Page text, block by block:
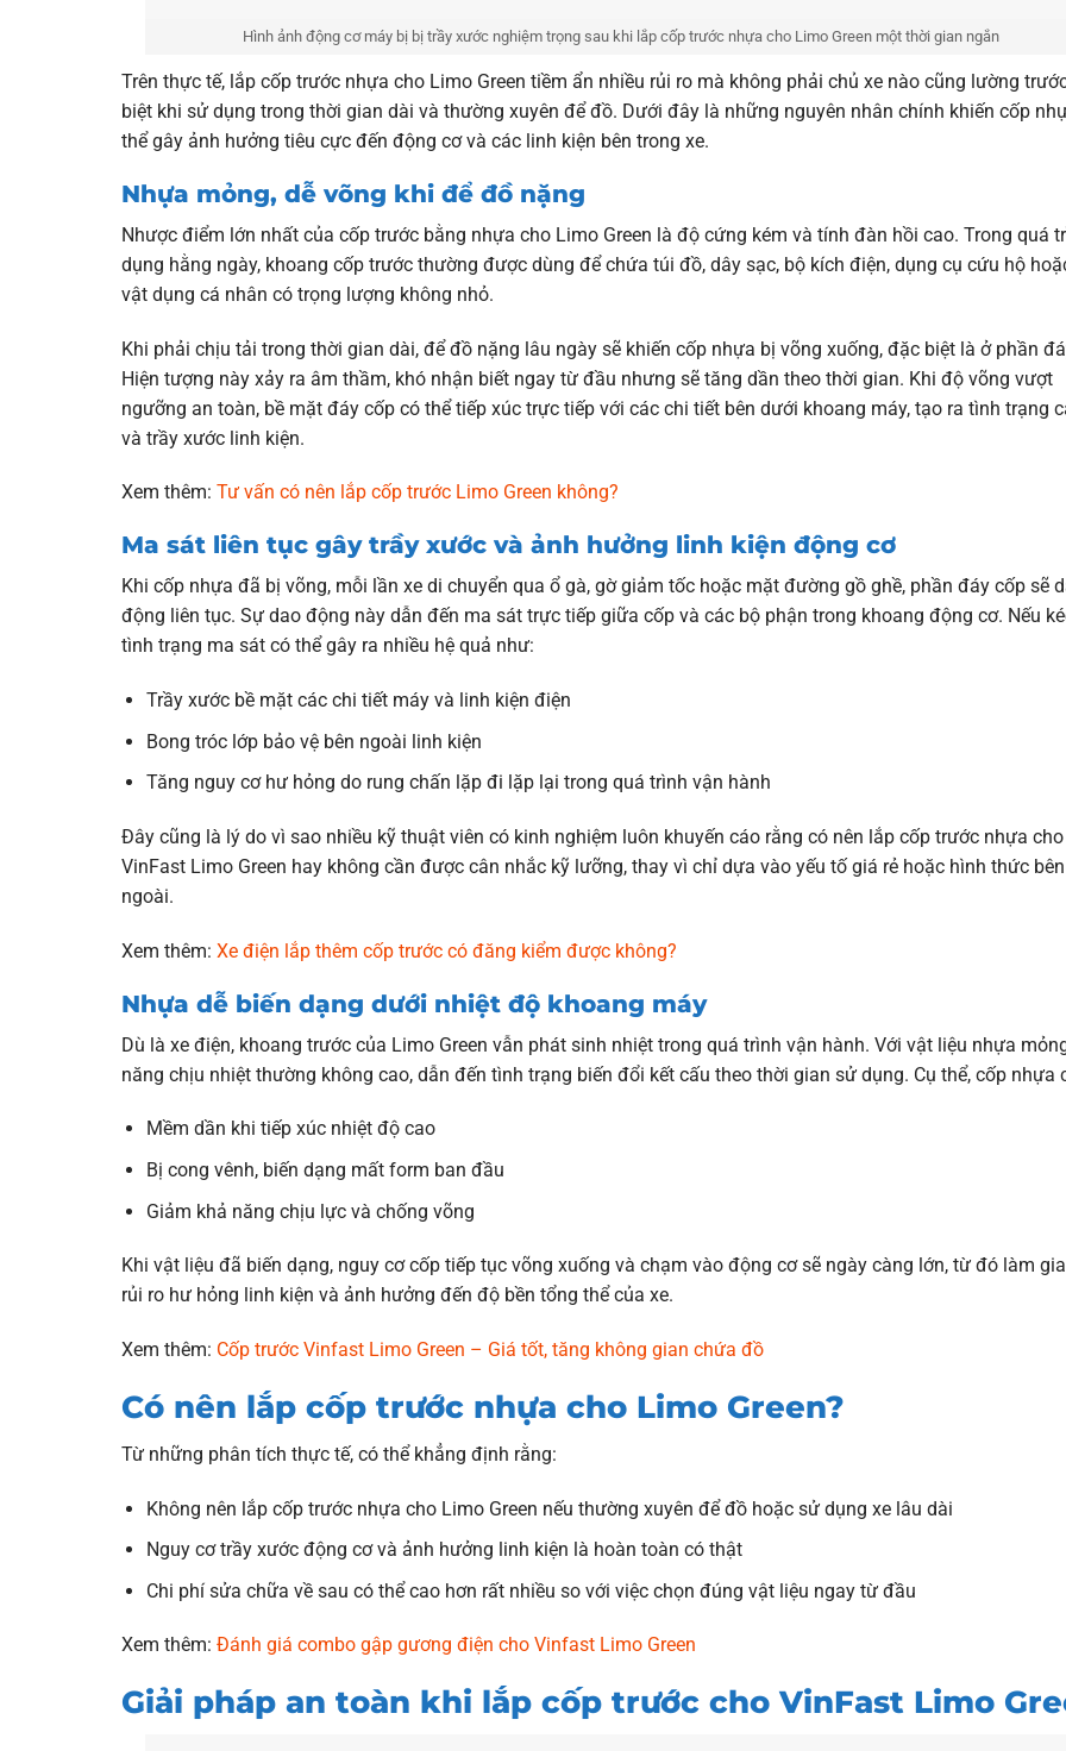
Hình ảnh động cơ máy bị bị trầy xước nghiệm trọng sau khi lắp cốp trước nhựa cho Limo Green một thời gian ngắn
Trên thực tế, lắp cốp trước nhựa cho Limo Green tiềm ẩn nhiều rủi ro mà không phải chủ xe nào cũng lường
biệt khi sử dụng trong thời gian dài và thường xuyên để đồ. Dưới đây là những nguyên nhân chính khiến cốp
thể gây ảnh hưởng tiêu cực đến động cơ và các linh kiện bên trong xe.
Nhựa mỏng, dễ võng khi để đồ nặng
Nhược điểm lớn nhất của cốp trước bằng nhựa cho Limo Green là độ cứng kém và tính đàn hồi cao. Trong quá
dụng hằng ngày, khoang cốp trước thường được dùng để chứa túi đồ, dây sạc, bộ kích điện, dụng cụ cứu hộ
vật dụng cá nhân có trọng lượng không nhỏ.
Khi phải chịu tải trong thời gian dài, để đồ nặng lâu ngày sẽ khiến cốp nhựa bị võng xuống, đặc biệt là ở phần
Hiện tượng này xảy ra âm thầm, khó nhận biết ngay từ đầu nhưng sẽ tăng dần theo thời gian. Khi độ võng vượt
ngưỡng an toàn, bề mặt đáy cốp có thể tiếp xúc trực tiếp với các chi tiết bên dưới khoang máy, tạo ra tình trạng
và trầy xước linh kiện.
Xem thêm: Tư vấn có nên lắp cốp trước Limo Green không?
Ma sát liên tục gây trầy xước và ảnh hưởng linh kiện động cơ
Khi cốp nhựa đã bị võng, mỗi lần xe di chuyển qua ổ gà, gờ giảm tốc hoặc mặt đường gồ ghề, phần đáy cốp sẽ
động liên tục. Sự dao động này dẫn đến ma sát trực tiếp giữa cốp và các bộ phận trong khoang động cơ. Nếu
tình trạng ma sát có thể gây ra nhiều hệ quả như:
Trầy xước bề mặt các chi tiết máy và linh kiện điện
Bong tróc lớp bảo vệ bên ngoài linh kiện
Tăng nguy cơ hư hỏng do rung chấn lặp đi lặp lại trong quá trình vận hành
Đây cũng là lý do vì sao nhiều kỹ thuật viên có kinh nghiệm luôn khuyến cáo rằng có nên lắp cốp trước nhựa
VinFast Limo Green hay không cần được cân nhắc kỹ lưỡng, thay vì chỉ dựa vào yếu tố giá rẻ hoặc hình thức bên
ngoài.
Xem thêm: Xe điện lắp thêm cốp trước có đăng kiểm được không?
Nhựa dễ biến dạng dưới nhiệt độ khoang máy
Dù là xe điện, khoang trước của Limo Green vẫn phát sinh nhiệt trong quá trình vận hành. Với vật liệu nhựa
năng chịu nhiệt thường không cao, dẫn đến tình trạng biến đổi kết cấu theo thời gian sử dụng. Cụ thể, cốp nhựa
Mềm dần khi tiếp xúc nhiệt độ cao
Bị cong vênh, biến dạng mất form ban đầu
Giảm khả năng chịu lực và chống võng
Khi vật liệu đã biến dạng, nguy cơ cốp tiếp tục võng xuống và chạm vào động cơ sẽ ngày càng lớn, từ đó làm
rủi ro hư hỏng linh kiện và ảnh hưởng đến độ bền tổng thể của xe.
Xem thêm: Cốp trước Vinfast Limo Green – Giá tốt, tăng không gian chứa đồ
Có nên lắp cốp trước nhựa cho Limo Green?
Từ những phân tích thực tế, có thể khẳng định rằng:
Không nên lắp cốp trước nhựa cho Limo Green nếu thường xuyên để đồ hoặc sử dụng xe lâu dài
Nguy cơ trầy xước động cơ và ảnh hưởng linh kiện là hoàn toàn có thật
Chi phí sửa chữa về sau có thể cao hơn rất nhiều so với việc chọn đúng vật liệu ngay từ đầu
Xem thêm: Đánh giá combo gập gương điện cho Vinfast Limo Green
Giải pháp an toàn khi lắp cốp trước cho VinFast Limo